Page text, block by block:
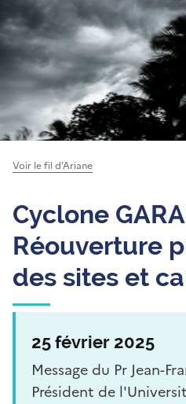
Voir le fil d’Ariane
Cyclone
Réouverture
des sites et
25 février 2025
Message du Pr Jean-
Président de